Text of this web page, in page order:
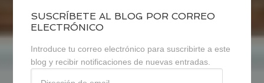
SUSCRÍBETE AL BLOG POR CORREO
ELECTRÓNICO
Introduce tu correo electrónico para suscribirte a este
blog y recibir notificaciones de nuevas entradas.